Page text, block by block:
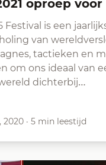
2021 oproep
Festival is een
van
tactieken en
om ons ideaal van
dichterbij…
2020 · 5 min leestijd